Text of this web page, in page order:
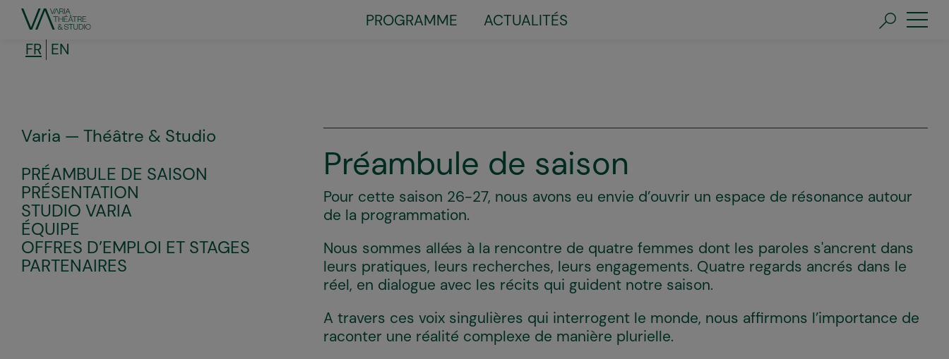
contenu
Little
PROGRAMME
ACTUALITÉS
FR EN
Varia — Théâtre & Studio
PRÉAMBULE DE SAISON
PRÉSENTATION
STUDIO VARIA
ÉQUIPE
OFFRES D’EMPLOI ET STAGES
PARTENAIRES
Préambule de saison
Pour cette saison 26-27, nous avons eu envie d’ouvrir un espace de résonance autour
de la programmation.
Nous sommes allé·es à la rencontre de quatre femmes dont les paroles s'ancrent dans
leurs pratiques, leurs recherches, leurs engagements. Quatre regards ancrés dans le
réel, en dialogue avec les récits qui guident notre saison.
A travers ces voix singulières qui interrogent le monde, nous affirmons l’importance de
raconter une réalité complexe de manière plurielle.